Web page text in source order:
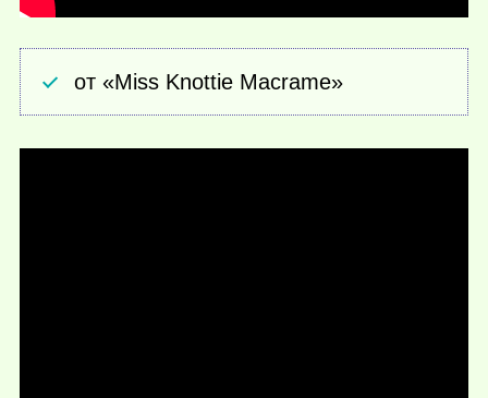
от «Miss Knottie Macrame»